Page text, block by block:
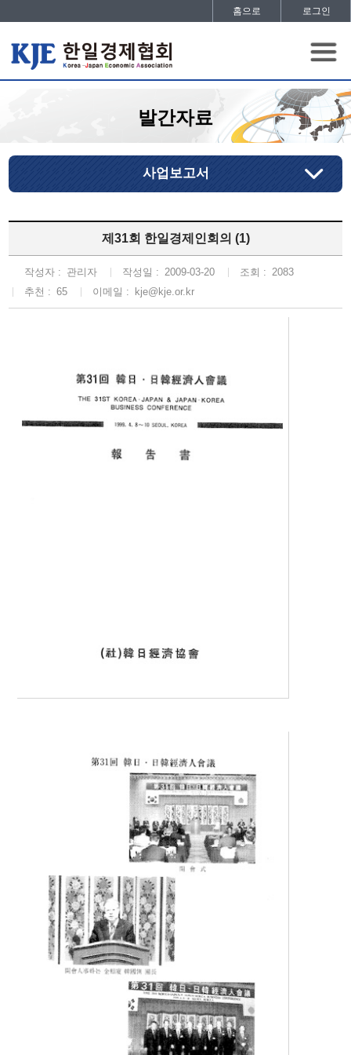
홈으로 로그인
발간자료
사업보고서
제31회 한일경제인회의 (1)
작성자 : 관리자 작성일 : 2009-03-20 조회 : 2083
추천 : 65 이메일 : kje@kje.or.kr